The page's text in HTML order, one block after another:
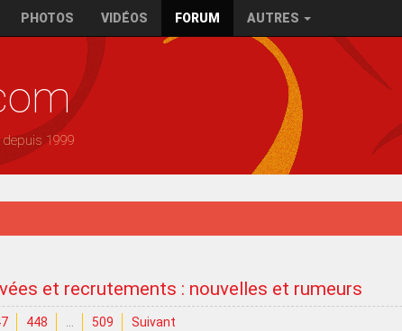
PHOTOS VIDÉOS FORUM AUTRES
1999
et recrutements : nouvelles et rumeurs
448 509 Suivant